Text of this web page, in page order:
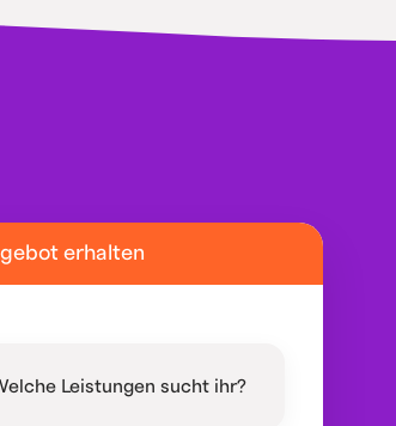
erhalten
Leistungen sucht ihr?